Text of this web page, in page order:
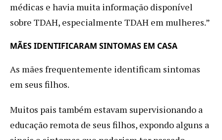
médicas e havia muita informação disponível
sobre TDAH, especialmente TDAH em mulheres.”
MÃES IDENTIFICARAM SINTOMAS EM CASA
As mães frequentemente identificam sintomas
em seus filhos.
Muitos pais também estavam supervisionando a
educação remota de seus filhos, expondo alguns a